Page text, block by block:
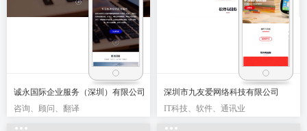
诚永国际企业服务（深圳）有限公司
咨询、顾问、翻译
深圳市九友爱网络科技有限公司
IT科技、软件、通讯业